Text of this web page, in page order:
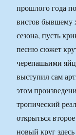
прошлого года
вистов бывшему
сезона, пусть
песню сюжет
черепашьими
выступил сам
этом
тропический
открыться
новый круг